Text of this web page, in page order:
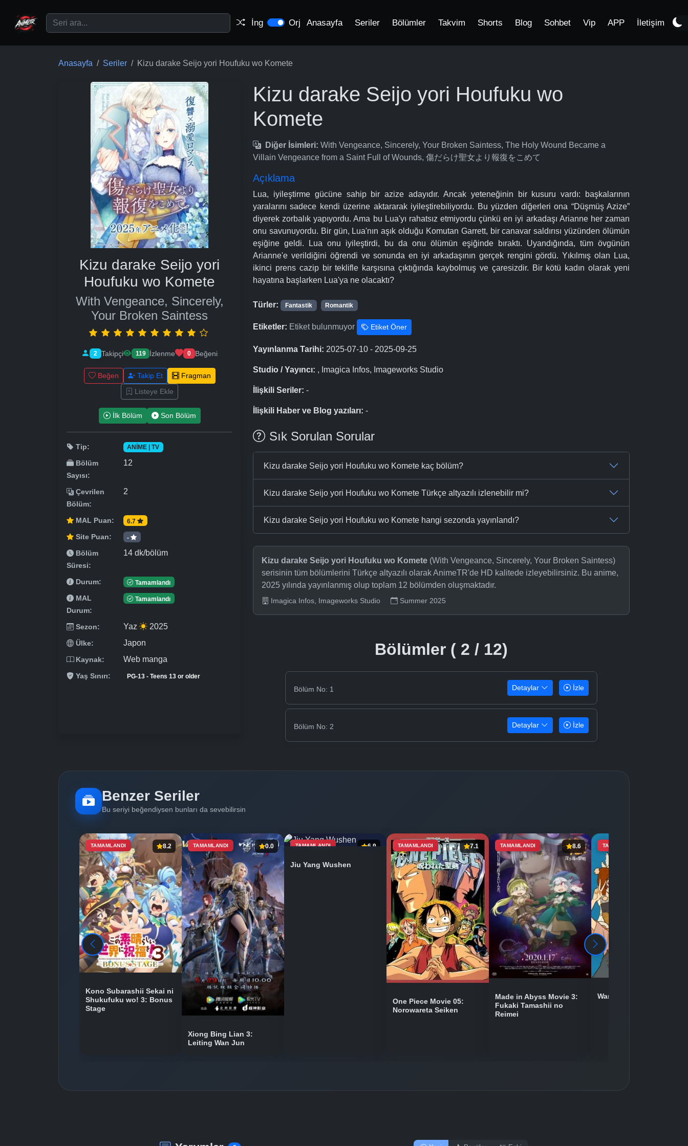
İng Orj Anasayfa Seriler Bölümler Takvim Shorts Blog Sohbet Vip APP İletişim
Anasayfa Seriler Kizu darake Seijo yori Houfuku wo Komete
Kizu darake Seijo yori
Houfuku wo Komete
With Vengeance, Sincerely,
Your Broken Saintess
2 Takipçi 119 İzlenme 0 Beğeni
Beğen Takip Et
Fragman
Listeye Ekle
İlk Bölüm Son Bölüm
Tip: ANIME | TV
Bölüm
Sayısı:
12
Çevrilen
Bölüm:
2
MAL Puan: 6.7
Site Puan: -
Bölüm
Süresi:
14 dk/bölüm
Durum: Tamamlandı
MAL
Durum:
Tamamlandı
Sezon: Yaz 2025
Ülke: Japon
Kaynak: Web manga
Yaş Sınırı: PG-13 - Teens 13 or older
Kizu darake Seijo yori Houfuku wo
Komete
Diğer İsimleri: With Vengeance, Sincerely, Your Broken Saintess, The Holy Wound Became a
Villain Vengeance from a Saint Full of Wounds, 傷だらけ聖女より報復をこめて
Açıklama
Lua, iyileştirme gücüne sahip bir azize adayıdır. Ancak yeteneğinin bir kusuru vardı: başkalarının
yaralarını sadece kendi üzerine aktararak iyileştirebiliyordu. Bu yüzden diğerleri ona “Düşmüş Azize”
diyerek zorbalık yapıyordu. Ama bu Lua'yı rahatsız etmiyordu çünkü en iyi arkadaşı Arianne her zaman
onu savunuyordu. Bir gün, Lua'nın aşık olduğu Komutan Garrett, bir canavar saldırısı yüzünden ölümün
eşiğine geldi. Lua onu iyileştirdi, bu da onu ölümün eşiğinde bıraktı. Uyandığında, tüm övgünün
Arianne'e verildiğini öğrendi ve sonunda en iyi arkadaşının gerçek rengini gördü. Yıkılmış olan Lua,
ikinci prens cazip bir teklifle karşısına çıktığında kaybolmuş ve çaresizdir. Bir kötü kadın olarak yeni
hayatına başlarken Lua'ya ne olacaktı?
Türler: Fantastik Romantik
Etiketler: Etiket bulunmuyor Etiket Öner
Yayınlanma Tarihi: 2025-07-10 - 2025-09-25
Studio / Yayıncı: , Imagica Infos, Imageworks Studio
İlişkili Seriler: -
İlişkili Haber ve Blog yazıları: -
Sık Sorulan Sorular
Kizu darake Seijo yori Houfuku wo Komete kaç bölüm?
Kizu darake Seijo yori Houfuku wo Komete Türkçe altyazılı izlenebilir mi?
Kizu darake Seijo yori Houfuku wo Komete hangi sezonda yayınlandı?
Kizu darake Seijo yori Houfuku wo Komete (With Vengeance, Sincerely, Your Broken Saintess)
serisinin tüm bölümlerini Türkçe altyazılı olarak AnimeTR'de HD kalitede izleyebilirsiniz. Bu anime,
2025 yılında yayınlanmış olup toplam 12 bölümden oluşmaktadır.
Imagica Infos, Imageworks Studio Summer 2025
Bölümler ( 2 / 12)
Bölüm No: 1 Detaylar İzle
Bölüm No: 2 Detaylar İzle
Benzer Seriler
Bu seriyi beğendiysen bunları da sevebilirsin
TAMAMLANDI 8.2
Kono Subarashii Sekai ni
Shukufuku wo! 3: Bonus
Stage
TAMAMLANDI 0.0
Xiong Bing Lian 3:
Leiting Wan Jun
TAMAMLANDI 6.9
Jiu Yang Wushen
TAMAMLANDI 7.1
One Piece Movie 05:
Norowareta Seiken
TAMAMLANDI 8.6
Made in Abyss Movie 3:
Fukaki Tamashii no
Reimei
TAMAMLANDI
Wan Sheng Jie 2